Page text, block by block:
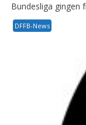
Bundesliga gingen
DFFB-News